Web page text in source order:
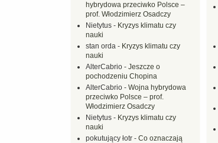
hybrydowa przeciwko Polsce –
prof. Włodzimierz Osadczy
Nietytus - Kryzys klimatu czy
nauki
stan orda - Kryzys klimatu czy
nauki
AlterCabrio - Jeszcze o
pochodzeniu Chopina
AlterCabrio - Wojna hybrydowa
przeciwko Polsce – prof.
Włodzimierz Osadczy
Nietytus - Kryzys klimatu czy
nauki
pokutujący łotr - Co oznaczają